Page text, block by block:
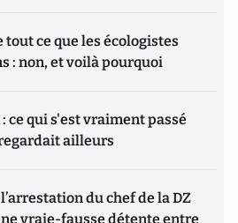
tout ce que les écologistes
: non, et voilà pourquoi
ce qui s'est vraiment passé
ailleurs
du chef de la DZ
vraie-fausse détente entre